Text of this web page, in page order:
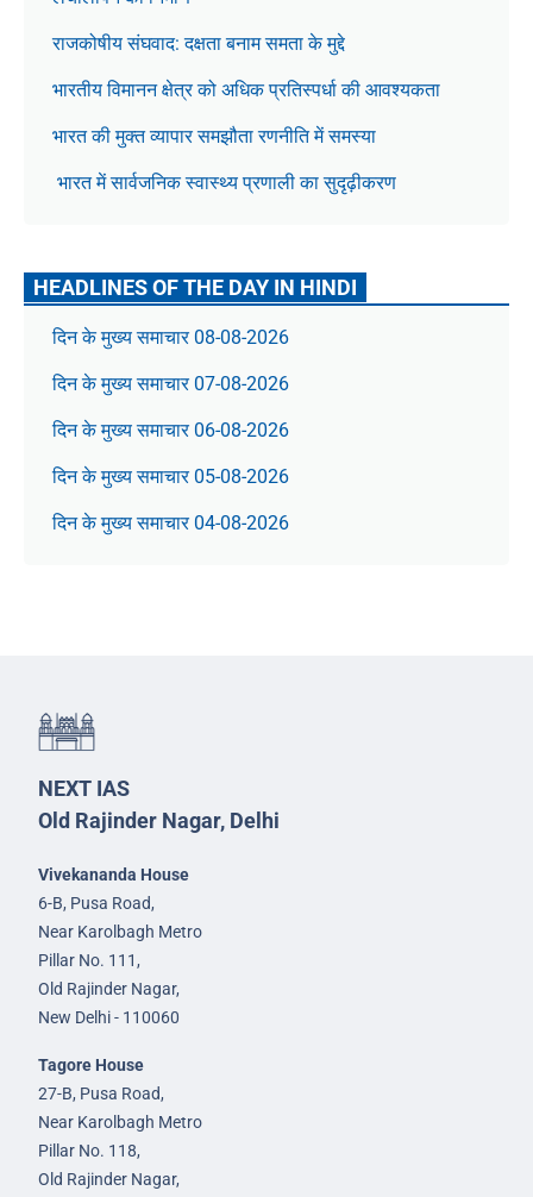
राजकोषीय संघवाद: दक्षता बनाम समता के मुद्दे
भारतीय विमानन क्षेत्र को अधिक प्रतिस्पर्धा की आवश्यकता
भारत की मुक्त व्यापार समझौता रणनीति में समस्या
भारत में सार्वजनिक स्वास्थ्य प्रणाली का सुदृढ़ीकरण
HEADLINES OF THE DAY IN HINDI
दिन के मुख्य समाचार 08-08-2026
दिन के मुख्य समाचार 07-08-2026
दिन के मुख्य समाचार 06-08-2026
दिन के मुख्य समाचार 05-08-2026
दिन के मुख्य समाचार 04-08-2026
NEXT IAS
Old Rajinder Nagar, Delhi
Vivekananda House
6-B, Pusa Road,
Near Karolbagh Metro
Pillar No. 111,
Old Rajinder Nagar,
New Delhi - 110060
Tagore House
27-B, Pusa Road,
Near Karolbagh Metro
Pillar No. 118,
Old Rajinder Nagar,